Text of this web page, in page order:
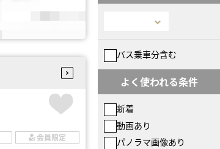
会員限定
バス乗車分含む
よく使われる条件
新着
動画あり
パノラマ画像あり